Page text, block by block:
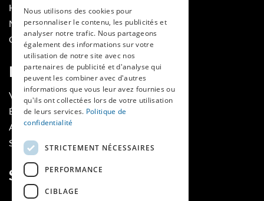
HES-SO
MÉDECINE ET HYGIÈNE
CONTACT
RUBRIQUES
VOIR LES NUMÉROS
ÉVÈNEMENTS MAINS LIBRES
AGENDA
SOUTIENS
SUIVEZ-NOUS
Nous utilisons des cookies pour
personnaliser le contenu, les publicités et
analyser notre trafic. Nous partageons
également des informations sur votre
utilisation de notre site avec nos
partenaires de publicité et d'analyse qui
peuvent les combiner avec d'autres
informations que vous leur avez fournies ou
qu'ils ont collectées lors de votre utilisation
de leurs services. Politique de
confidentialité
STRICTEMENT NÉCESSAIRES
PERFORMANCE
CIBLAGE